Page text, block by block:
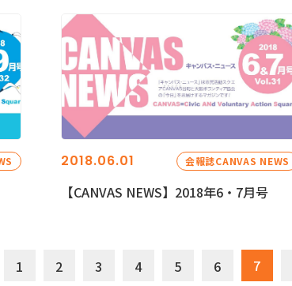
2018.06.01 会報誌CANVAS NEWS
【CANVAS NEWS】2018年6・7月号
1 2 3 4 5 6 7